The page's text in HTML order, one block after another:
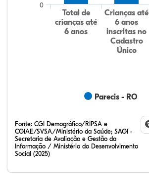
Parecis - RO
Total de
crianças até
6 anos
Crianças até
6 anos
inscritas no
Cadastro
Único
0
Fonte: CGI Demográfico/RIPSA e
CGIAE/SVSA/Ministério da Saúde; SAGI -
Secretaria de Avaliação e Gestão da
Informação / Ministério do Desenvolvimento
Social (2025)